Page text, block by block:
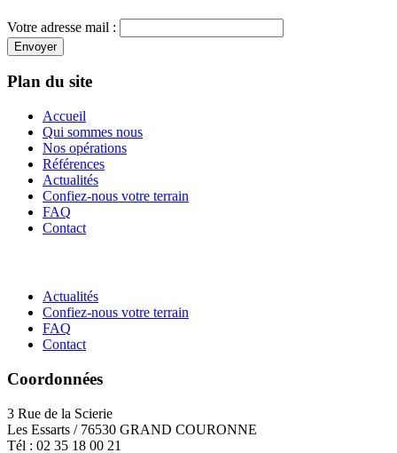
Votre adresse mail :
Envoyer
Plan du site
Accueil
Qui sommes nous
Nos opérations
Références
Actualités
Confiez-nous votre terrain
FAQ
Contact
Actualités
Confiez-nous votre terrain
FAQ
Contact
Coordonnées
3 Rue de la Scierie
Les Essarts / 76530 GRAND COURONNE
Tél : 02 35 18 00 21